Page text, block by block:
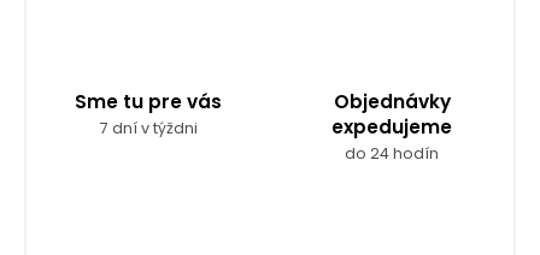
Sme tu pre vás
7 dní v týždni
Objednávky
expedujeme
do 24 hodín